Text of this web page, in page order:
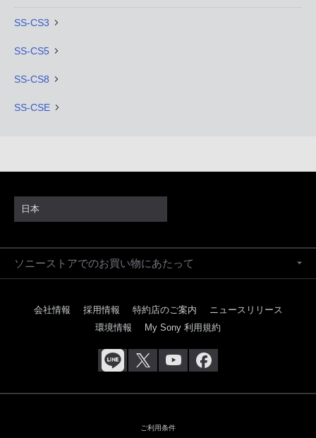
SS-CS3
SS-CS5
SS-CS8
SS-CSE
日本
ソニーストアでのお買い物にあたって
会社情報 採用情報 特約店のご案内
ニュースリリース
環境情報
My Sony 利用規約
ご利用条件